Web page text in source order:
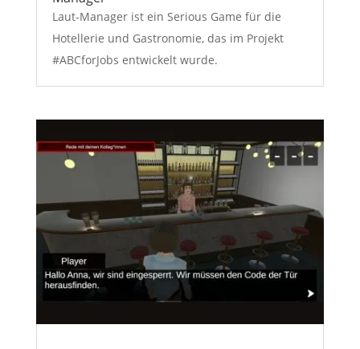
Laut-Manager ist ein Serious Game für die
Hotellerie und Gastronomie, das im Projekt
#ABCforJobs entwickelt wurde.